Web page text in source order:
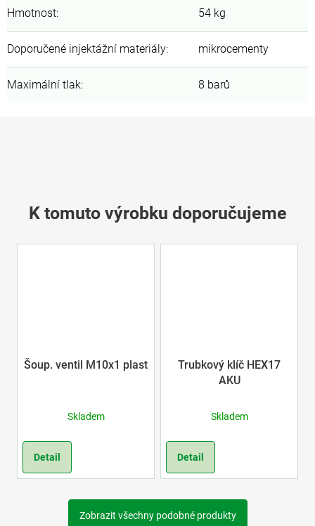
Hmotnost: 54 kg
Doporučené injektážní materiály: mikrocementy
Maximální tlak: 8 barů
K tomuto výrobku doporučujeme
Šoup. ventil M10x1 plast
Skladem
Detail
Trubkový klíč HEX17
AKU
Skladem
Detail
Zobrazit všechny podobné produkty